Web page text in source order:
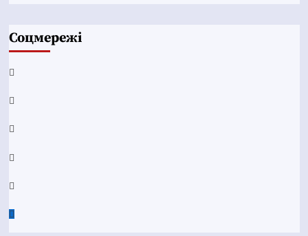
Соцмережі
Facebook
YouTube
Telegram
Instagram
Twitter
Google